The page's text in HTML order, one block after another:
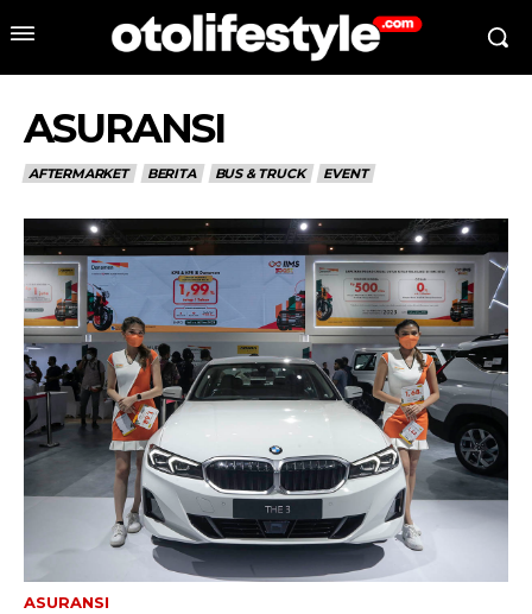
ASURANSI
AFTERMARKET BERITA BUS & TRUCK EVENT
ASURANSI